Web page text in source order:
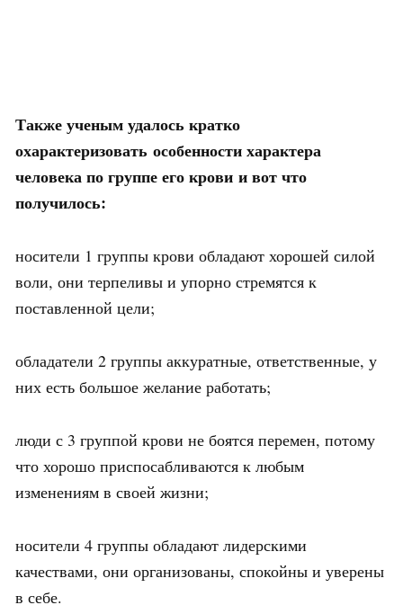
Также ученым удалось кратко
охарактеризовать особенности характера
человека по группе его крови и вот что
получилось:
носители 1 группы крови обладают хорошей силой
воли, они терпеливы и упорно стремятся к
поставленной цели;
обладатели 2 группы аккуратные, ответственные, у
них есть большое желание работать;
люди с 3 группой крови не боятся перемен, потому
что хорошо приспосабливаются к любым
изменениям в своей жизни;
носители 4 группы обладают лидерскими
качествами, они организованы, спокойны и уверены
в себе.